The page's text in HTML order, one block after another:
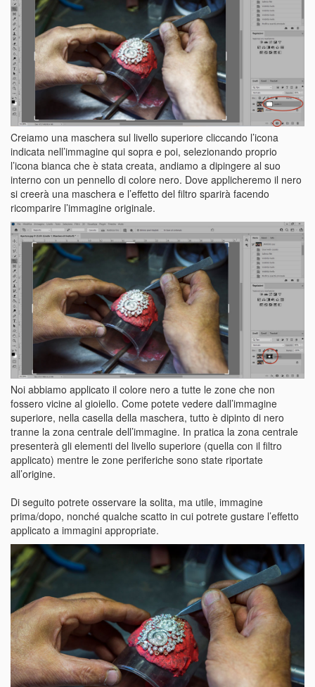
Creiamo una maschera sul livello superiore cliccando l’icona
indicata nell’immagine qui sopra e poi, selezionando proprio
l’icona bianca che è stata creata, andiamo a dipingere al suo
interno con un pennello di colore nero. Dove applicheremo il nero
si creerà una maschera e l’effetto del filtro sparirà facendo
ricomparire l’immagine originale.
Noi abbiamo applicato il colore nero a tutte le zone che non
fossero vicine al gioiello. Come potete vedere dall’immagine
superiore, nella casella della maschera, tutto è dipinto di nero
tranne la zona centrale dell’immagine. In pratica la zona centrale
presenterà gli elementi del livello superiore (quella con il filtro
applicato) mentre le zone periferiche sono state riportate
all’origine.
Di seguito potrete osservare la solita, ma utile, immagine
prima/dopo, nonché qualche scatto in cui potrete gustare l’effetto
applicato a immagini appropriate.